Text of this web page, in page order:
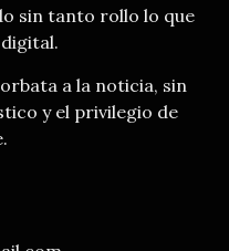
sin tanto rollo lo que
a la noticia, sin
y el privilegio de